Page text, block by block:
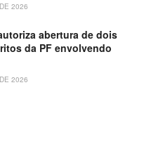
2026
abertura de dois
da PF envolvendo
2026